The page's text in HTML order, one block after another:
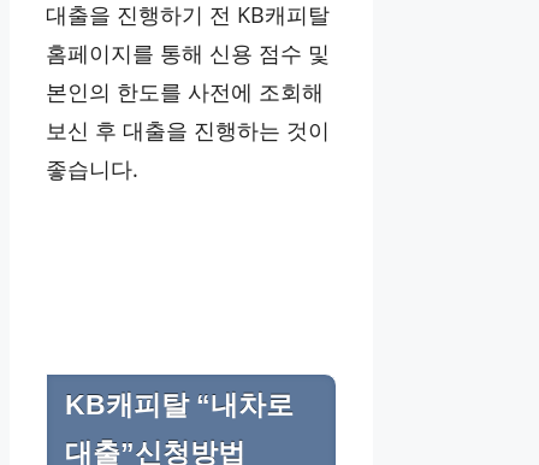
대출을 진행하기 전 KB캐피탈
홈페이지를 통해 신용 점수 및
본인의 한도를 사전에 조회해
보신 후 대출을 진행하는 것이
좋습니다.
KB캐피탈 “내차로
대출”신청방법